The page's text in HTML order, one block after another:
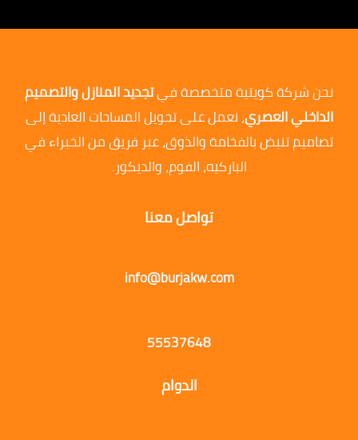
نحن شركة كويتية متخصصة فيتجديد المنازل والتصميم
الداخلي العصري، نعمل على تحويل المساحات العادية إلى
تصاميم تنبض بالفخامة والذوق، عبر فريق من الخبراء في
الباركيه، الفوم، والديكور.
تواصل معنا
info@burjakw.com
55537648
الدوام